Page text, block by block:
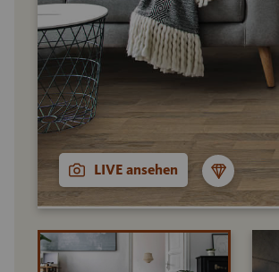
LIVE ansehen